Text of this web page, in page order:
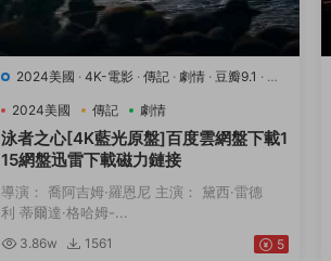
2024美國 · 4K-電影 · 傳記 · 劇情 · 豆瓣9.1 · 運
2024美國
傳記 劇情
泳者之心[4K藍光原盤]百度雲網盤下載1
15網盤迅雷下載磁力鏈接
導演： 喬阿吉姆·羅恩尼 主演： 黛西·雷德
利 蒂爾達·格哈姆-...
3.86w 1561 5